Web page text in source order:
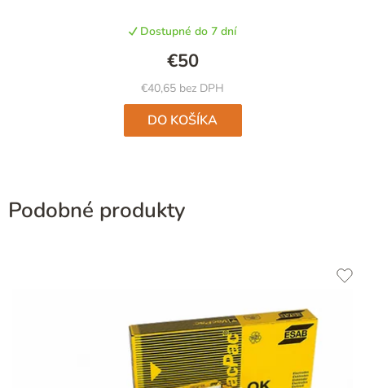
je
4,6
z
5
hviezdičiek.
Dostupné do 7 dní
€40,65 bez DPH
€50
DO KOŠÍKA
Podobné produkty